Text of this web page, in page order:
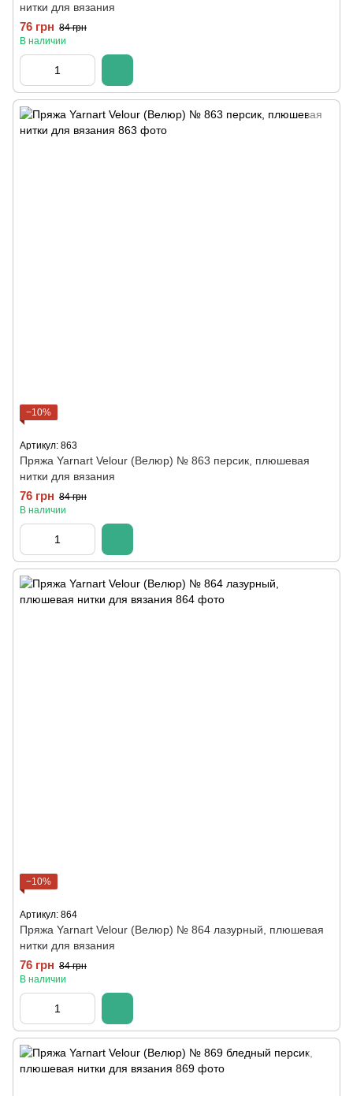
нитки для вязания
76 грн 84 грн
В наличии
−10%
Артикул: 863
Пряжа Yarnart Velour (Велюр) № 863 персик, плюшевая
нитки для вязания
76 грн 84 грн
В наличии
−10%
Артикул: 864
Пряжа Yarnart Velour (Велюр) № 864 лазурный, плюшевая
нитки для вязания
76 грн 84 грн
В наличии